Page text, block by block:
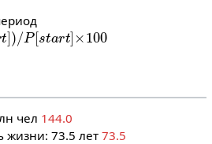
P[star 100
чел 144.0
жизни: 73.5 лет73.5